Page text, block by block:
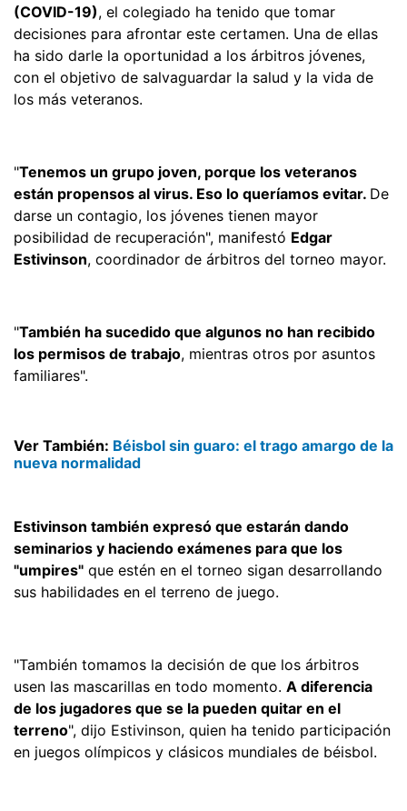
(COVID-19), el colegiado ha tenido que tomar
decisiones para afrontar este certamen. Una de ellas
ha sido darle la oportunidad a los árbitros jóvenes,
con el objetivo de salvaguardar la salud y la vida de
los más veteranos.
"Tenemos un grupo joven, porque los veteranos
están propensos al virus. Eso lo queríamos evitar. De
darse un contagio, los jóvenes tienen mayor
posibilidad de recuperación", manifestó Edgar
Estivinson, coordinador de árbitros del torneo mayor.
"También ha sucedido que algunos no han recibido
los permisos de trabajo, mientras otros por asuntos
familiares".
Ver También: Béisbol sin guaro: el trago amargo de la
nueva normalidad
Estivinson también expresó que estarán dando
seminarios y haciendo exámenes para que los
"umpires" que estén en el torneo sigan desarrollando
sus habilidades en el terreno de juego.
"También tomamos la decisión de que los árbitros
usen las mascarillas en todo momento. A diferencia
de los jugadores que se la pueden quitar en el
terreno", dijo Estivinson, quien ha tenido participación
en juegos olímpicos y clásicos mundiales de béisbol.